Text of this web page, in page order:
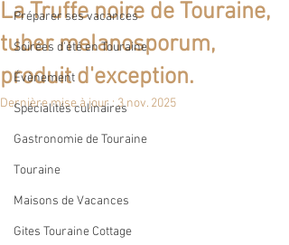
Préparer ses vacances
Soirées d'été en Touraine
Évènement
Spécialités culinaires
Gastronomie de Touraine
Touraine
Maisons de Vacances
Gites Touraine Cottage
La Truffe noire de Touraine,
tuber melanosporum,
produit d'exception.
Dernière mise à jour :3 nov. 2025